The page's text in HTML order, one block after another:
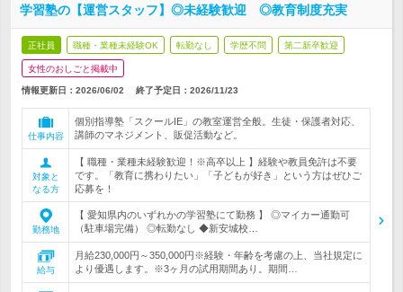
学習塾の【運営スタッフ】◎未経験歓迎 ◎教育制度充実
正社員 職種・業種未経験OK 転勤なし 学歴不問 第二新卒歓迎
女性のおしごと掲載中
情報更新日：2026/06/02 終了予定日： 2026/11/23
仕事内容
個別指導塾「スクールIE」の教室運営全般。生徒・保護者対応、
講師のマネジメント、販促活動など。
対象と
なる方
【 職種・業種未経験歓迎！※高卒以上 】経験や教員免許は不要
です。「教育に携わりたい」「子どもが好き」という方はぜひご
応募を！
勤務地
【 愛知県内のいずれかの学習塾にて勤務 】 ◎マイカー通勤可
（駐車場完備） ◎転勤なし ◆新安城校…
給与
月給230,000円～350,000円※経験・年齢を考慮の上、当社規定に
より優遇します。※3ヶ月の試用期間あり。期間…